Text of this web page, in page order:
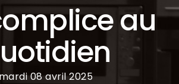
au
mardi 08 avril 2025